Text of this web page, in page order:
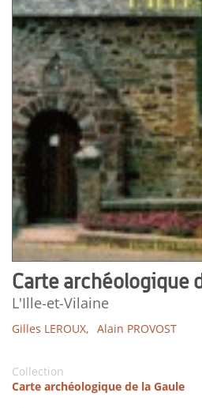
Carte archéologique
L'Ille-et-Vilaine
Gilles LEROUX, Alain PROVOST
Collection
Carte archéologique de la Gaule